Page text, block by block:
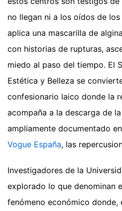
no llegan ni a los oídos de
aplica una mascarilla de
con historias de rupturas,
miedo al paso del tiempo. El
Estética y Belleza se
confesionario laico donde la
acompaña a la descarga de
ampliamente documentado
Vogue España, las
Investigadores de la
explorado lo que denominan
fenómeno económico donde,